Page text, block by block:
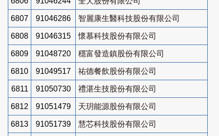
6807 91046286 智麗康生醫科技股份有限公司
6808 91046315 懷慕科技股份有限公司
6809 91048720 穩富發造鎮股份有限公司
6810 91049517 祐德餐飲股份有限公司
6811 91050730 禮湛生技股份有限公司
6812 91051479 天玥能源股份有限公司
6813 91051739 慧芯科技股份有限公司